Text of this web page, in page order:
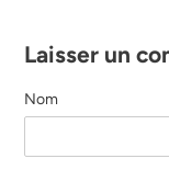
Laisser un
Nom